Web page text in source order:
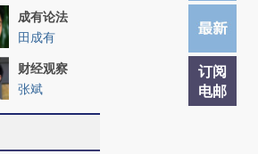
订阅
电邮
成有论法
田成有
财经观察
张斌